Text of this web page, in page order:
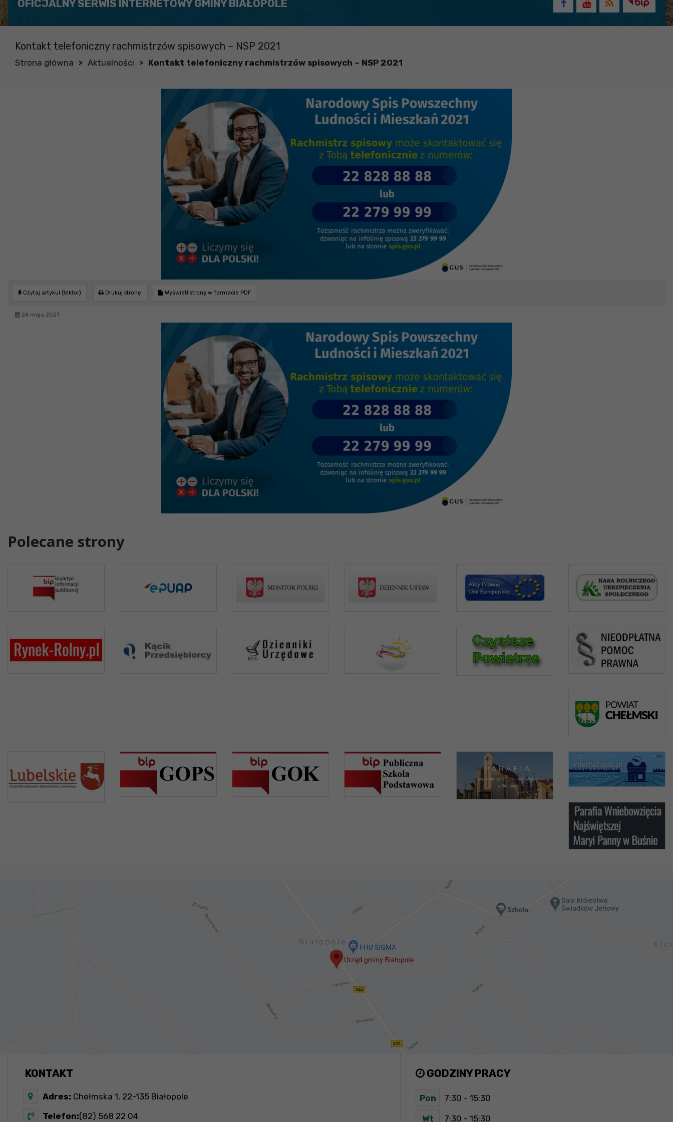
OFICJALNY SERWIS INTERNETOWY GMINY BIAŁOPOLE
Kontakt telefoniczny rachmistrzów spisowych – NSP 2021
Strona główna > Aktualności > Kontakt telefoniczny rachmistrzów spisowych – NSP 2021
Czytaj artykuł (lektor) Drukuj stronę Wyświetl stronę w formacie PDF
24 maja 2021
Polecane strony
KONTAKT
Adres: Chełmska 1, 22-135 Białopole
Telefon:(82) 568 22 04
GODZINY PRACY
Pon 7:30 - 15:30
Wt 7:30 - 15:30